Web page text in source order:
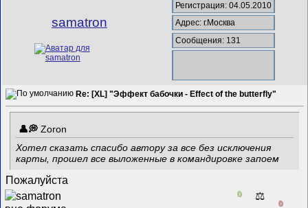
samatron
Регистрация: 04.05.2010
Адрес: г.Москва
Сообщения: 131
Re: [XL] "Эффект бабочки - Effect of the butterfly"
Zoron
Хотел сказать спасибо автору за все без исключения
карты, прошел все выложенные в командировке запоем
Пожалуйста
0 ⚖️
0